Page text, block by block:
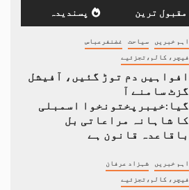
مقبول ترین پسندیدہ
اہم خبریں سیاحت غضنفرعباس
فیچر، کالم،تجزئیے
افواہیں دم توڑ گئیں، آفیشل
گزٹ سامنے آ
گیا:خیبرپختونخوا اسمبلی
کا شاہانہ مراعاتی بل
باقاعدہ قانون ہے
اہم خبریں شہزاد عرفان
فیچر، کالم،تجزئیے